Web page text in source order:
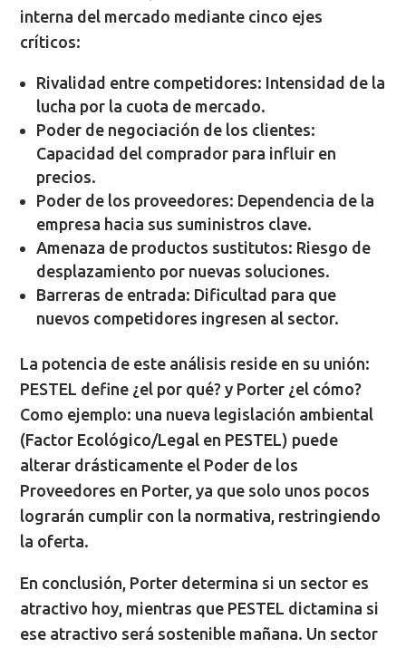
interna del mercado mediante cinco ejes
críticos:
Rivalidad entre competidores: Intensidad de la
lucha por la cuota de mercado.
Poder de negociación de los clientes:
Capacidad del comprador para influir en
precios.
Poder de los proveedores: Dependencia de la
empresa hacia sus suministros clave.
Amenaza de productos sustitutos: Riesgo de
desplazamiento por nuevas soluciones.
Barreras de entrada: Dificultad para que
nuevos competidores ingresen al sector.
La potencia de este análisis reside en su unión:
PESTEL define ¿el por qué? y Porter ¿el cómo?
Como ejemplo: una nueva legislación ambiental
(Factor Ecológico/Legal en PESTEL) puede
alterar drásticamente el Poder de los
Proveedores en Porter, ya que solo unos pocos
lograrán cumplir con la normativa, restringiendo
la oferta.
En conclusión, Porter determina si un sector es
atractivo hoy, mientras que PESTEL dictamina si
ese atractivo será sostenible mañana. Un sector